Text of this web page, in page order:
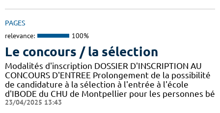
PAGES
relevance: 100%
Le concours / la sélection
Modalités d'inscription DOSSIER D'INSCRIPTION AU
CONCOURS D'ENTREE Prolongement de la possibilité
de candidature à la sélection à l'entrée à l'école
d'IBODE du CHU de Montpellier pour les personnes bé
23/04/2025 13:43